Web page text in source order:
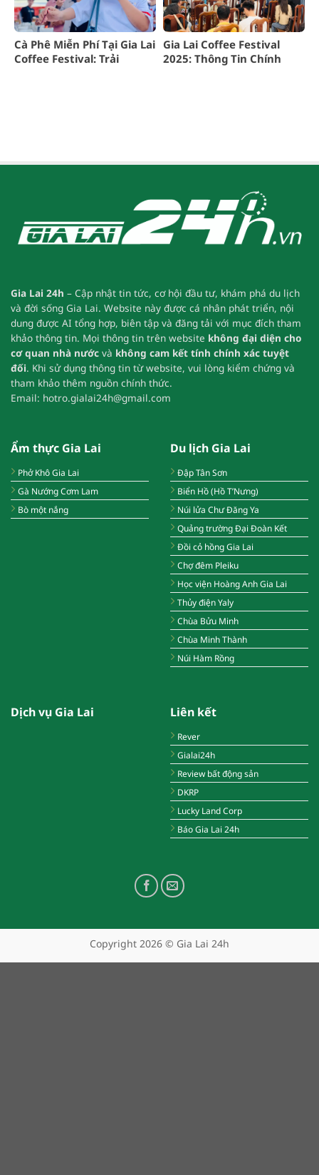
Cà Phê Miễn Phí Tại Gia Lai
Coffee Festival: Trải
Gia Lai Coffee Festival
2025: Thông Tin Chính
Gia Lai 24h – Cập nhật tin tức, cơ hội đầu tư, khám phá du lịch
và đời sống Gia Lai. Website này được cá nhân phát triển, nội
dung được AI tổng hợp, biên tập và đăng tải với mục đích tham
khảo thông tin. Mọi thông tin trên website không đại diện cho
cơ quan nhà nước và không cam kết tính chính xác tuyệt
đối. Khi sử dụng thông tin từ website, vui lòng kiểm chứng và
tham khảo thêm nguồn chính thức.
Email: hotro.gialai24h@gmail.com
Ẩm thực Gia Lai
Phở Khô Gia Lai
Gà Nướng Cơm Lam
Bò một nắng
Du lịch Gia Lai
Đập Tân Sơn
Biển Hồ (Hồ T’Nưng)
Núi lửa Chư Đăng Ya
Quảng trường Đại Đoàn Kết
Đồi cỏ hồng Gia Lai
Chợ đêm Pleiku
Học viện Hoàng Anh Gia Lai
Thủy điện Yaly
Chùa Bửu Minh
Chùa Minh Thành
Núi Hàm Rồng
Dịch vụ Gia Lai Liên kết
Rever
Gialai24h
Review bất động sản
DKRP
Lucky Land Corp
Báo Gia Lai 24h
Copyright 2026 © Gia Lai 24h